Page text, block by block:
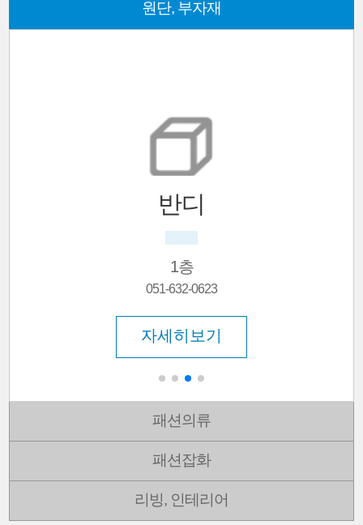
원단, 부자재
반디
1층
051-632-0623
자세히보기
패션의류
패션잡화
리빙, 인테리어